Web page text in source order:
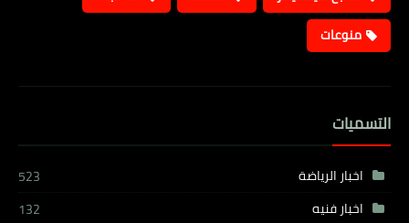
منوعات
التسميات
اخبار الرياضة
523
اخبار فنيه
132